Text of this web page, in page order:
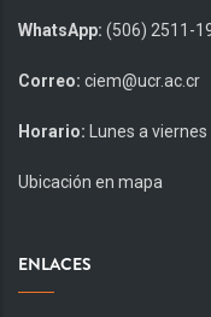
WhatsApp: (506) 2511-
Correo: ciem@ucr.ac.cr
Horario: Lunes a
Ubicación en mapa
ENLACES